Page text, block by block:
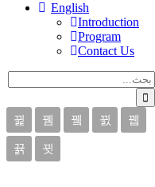
English
Introduction
Program
Contact Us